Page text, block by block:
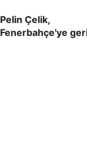
Pelin Çelik,
Fenerbahçe'ye